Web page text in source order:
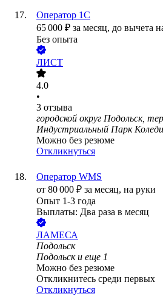
Оператор 1С
65 000 ₽ за месяц, до вычета
Без опыта
ЛИСТ
4.0
•
3 отзыва
городской округ Подольск,
Индустриальный Парк
Можно без резюме
Откликнуться
Оператор WMS
от 80 000 ₽ за месяц, на руки
Опыт 1-3 года
Выплаты: Два раза в месяц
ЛАМЕСА
Подольск
Подольск и еще 1
Можно без резюме
Откликнитесь среди первых
Откликнуться